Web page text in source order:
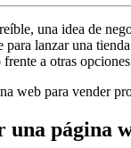
una idea de
para lanzar una
frente a otras
una página